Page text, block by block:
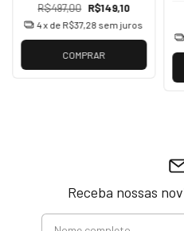
R$497,00 R$149,10
4x de R$37,28 sem juros
COMPRAR
Receba nossas